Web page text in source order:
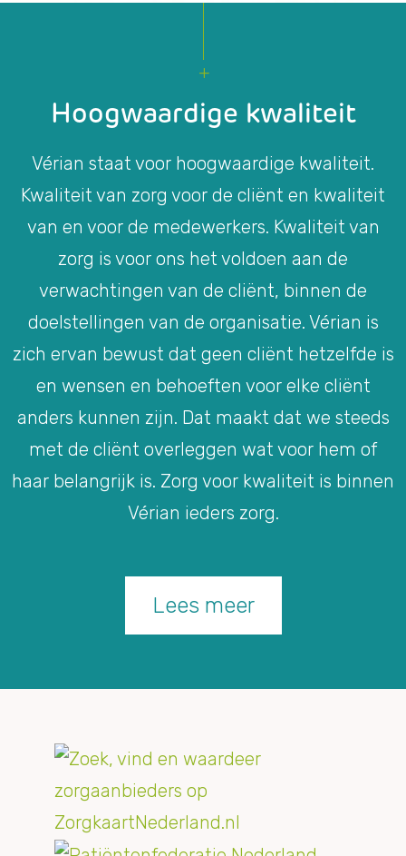
Hoogwaardige kwaliteit
Vérian staat voor hoogwaardige kwaliteit.
Kwaliteit van zorg voor de cliënt en kwaliteit
van en voor de medewerkers. Kwaliteit van
zorg is voor ons het voldoen aan de
verwachtingen van de cliënt, binnen de
doelstellingen van de organisatie. Vérian is
zich ervan bewust dat geen cliënt hetzelfde is
en wensen en behoeften voor elke cliënt
anders kunnen zijn. Dat maakt dat we steeds
met de cliënt overleggen wat voor hem of
haar belangrijk is. Zorg voor kwaliteit is binnen
Vérian ieders zorg.
Lees meer